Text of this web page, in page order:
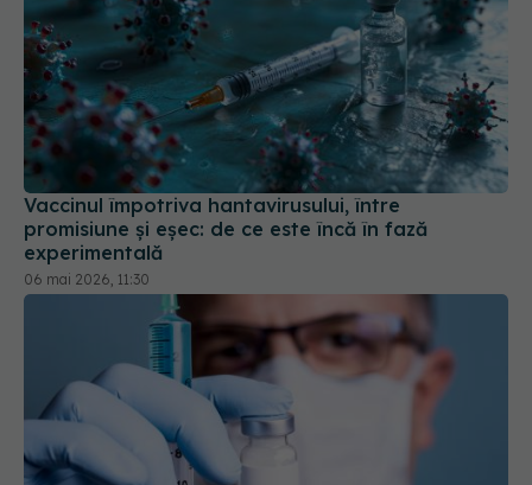
Vaccinul împotriva hantavirusului, între
promisiune și eșec: de ce este încă în fază
experimentală
06 mai 2026, 11:30